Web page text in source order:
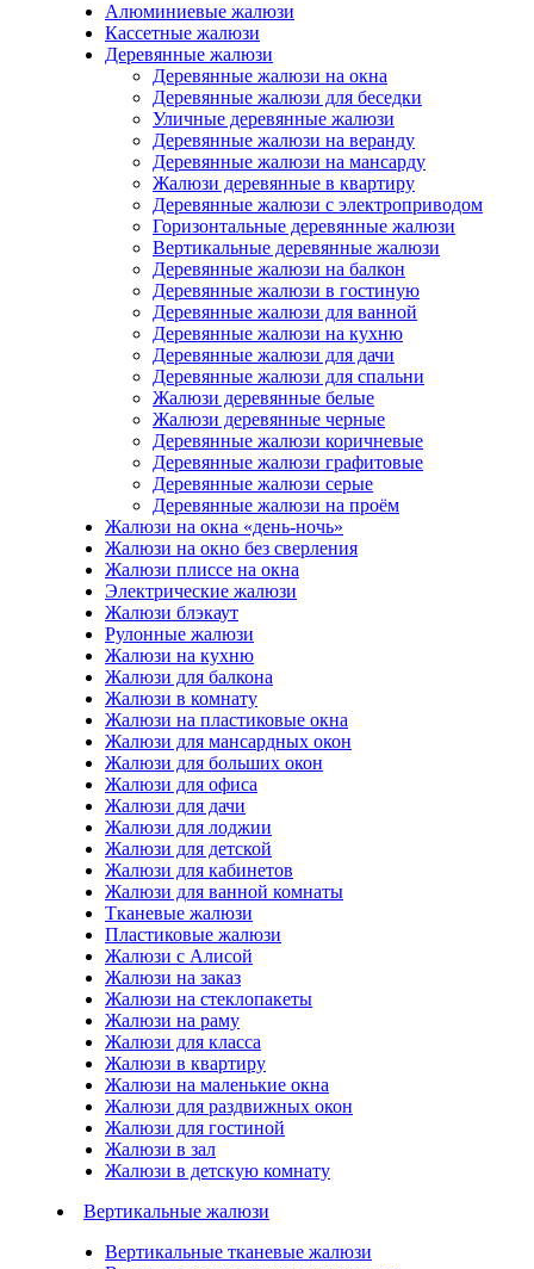
Алюминиевые жалюзи
Кассетные жалюзи
Деревянные жалюзи
Деревянные жалюзи на окна
Деревянные жалюзи для беседки
Уличные деревянные жалюзи
Деревянные жалюзи на веранду
Деревянные жалюзи на мансарду
Жалюзи деревянные в квартиру
Деревянные жалюзи с электроприводом
Горизонтальные деревянные жалюзи
Вертикальные деревянные жалюзи
Деревянные жалюзи на балкон
Деревянные жалюзи в гостиную
Деревянные жалюзи для ванной
Деревянные жалюзи на кухню
Деревянные жалюзи для дачи
Деревянные жалюзи для спальни
Жалюзи деревянные белые
Жалюзи деревянные черные
Деревянные жалюзи коричневые
Деревянные жалюзи графитовые
Деревянные жалюзи серые
Деревянные жалюзи на проём
Жалюзи на окна «день-ночь»
Жалюзи на окно без сверления
Жалюзи плиссе на окна
Электрические жалюзи
Жалюзи блэкаут
Рулонные жалюзи
Жалюзи на кухню
Жалюзи для балкона
Жалюзи в комнату
Жалюзи на пластиковые окна
Жалюзи для мансардных окон
Жалюзи для больших окон
Жалюзи для офиса
Жалюзи для дачи
Жалюзи для лоджии
Жалюзи для детской
Жалюзи для кабинетов
Жалюзи для ванной комнаты
Тканевые жалюзи
Пластиковые жалюзи
Жалюзи с Алисой
Жалюзи на заказ
Жалюзи на стеклопакеты
Жалюзи на раму
Жалюзи для класса
Жалюзи в квартиру
Жалюзи на маленькие окна
Жалюзи для раздвижных окон
Жалюзи для гостиной
Жалюзи в зал
Жалюзи в детскую комнату
Вертикальные жалюзи
Вертикальные тканевые жалюзи